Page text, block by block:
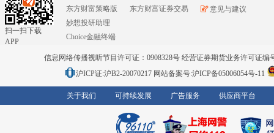
扫一扫下载
APP
东方财富策略版
妙想投研助理
Choice金融终端
东方财富证券交易
意见与建议
信息网络传播视听节目许可证：0908328号 经营证券期货业务许可证编
沪ICP证:沪B2-20070217 网站备案号:沪ICP备05006054号-11
关于我们 可持续发展 广告服务 供应商平台